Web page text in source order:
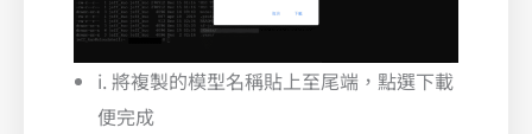
i. 將複製的模型名稱貼上至尾端，點選下載
便完成